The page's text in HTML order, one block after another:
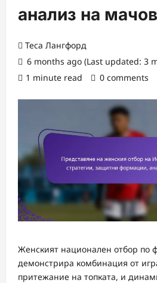
анализ на
Теса Лангфорд
6 months ago (Last updated: 3
1 minute read
0 comments
Женският национален отбор по
демонстрира комбинация от
притежание на топката, и